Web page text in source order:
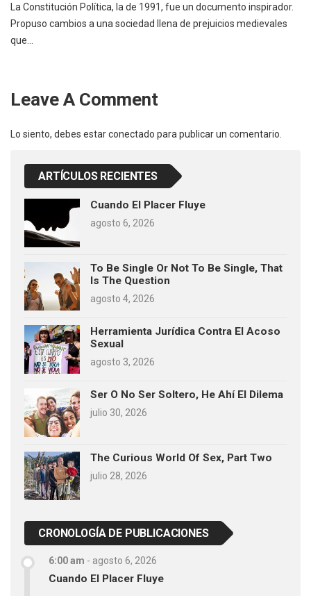
La Constitución Política, la de 1991, fue un documento inspirador.
Propuso cambios a una sociedad llena de prejuicios medievales
que…
Leave A Comment
Lo siento, debes estarconectado para publicar un comentario.
ARTÍCULOS RECIENTES
Cuando El Placer Fluye
agosto 6, 2026
To Be Single Or Not To Be Single, That
Is The Question
agosto 4, 2026
Herramienta Jurídica Contra El Acoso
Sexual
agosto 3, 2026
Ser O No Ser Soltero, He Ahí El Dilema
julio 30, 2026
The Curious World Of Sex, Part Two
julio 28, 2026
CRONOLOGÍA DE PUBLICACIONES
6:00 am - agosto 6, 2026
Cuando El Placer Fluye